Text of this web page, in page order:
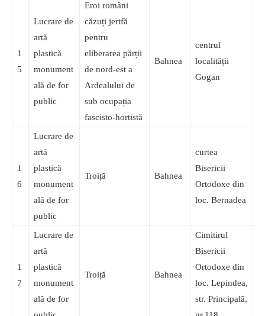
1
5
Lucrare de
artă
plastică
monument
ală de for
public
Eroi români
căzuți jertfă
pentru
eliberarea părții
de nord-est a
Ardealului de
sub ocupația
fascisto-hortistă
Bahnea
centrul
localității
Gogan
1
6
Lucrare de
artă
plastică
monument
ală de for
public
Troiță Bahnea
curtea
Bisericii
Ortodoxe din
loc. Bernadea
1
7
Lucrare de
artă
plastică
monument
ală de for
Troiță Bahnea
Cimitirul
Bisericii
Ortodoxe din
loc. Lepindea,
str. Principală,